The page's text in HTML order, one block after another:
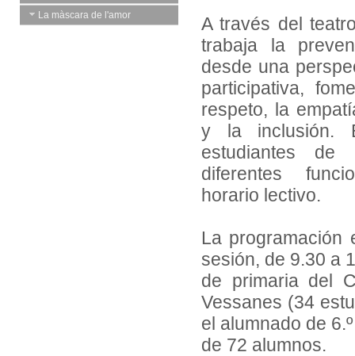
La màscara de l'amor
A través del
trabaja la
desde una
participativa,
respeto, la
y la inclusión.
estudiantes
diferentes
horario lectivo.
La programación
sesión, de 9.30 a
de primaria del
Vessanes (34
el alumnado de
de 72 alumnos.